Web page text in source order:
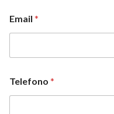
Email *
Telefono *